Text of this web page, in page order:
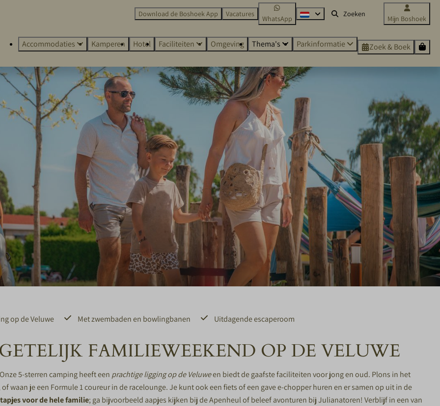
Download de Boshoek App Vacatures
WhatsApp Mijn Boshoek
Accommodaties Kamperen Hotel Faciliteiten Omgeving Thema's Parkinformatie Zoek & Boek
op de Veluwe Met zwembaden en bowlingbanen Uitdagende escaperoom
FAMILIEWEEKEND OP DE VELUWE
5-sterren camping heeft een prachtige ligging op de Veluween biedt de gaafste faciliteiten voor jong en oud. Plons in het
waan je een Formule 1 coureur in de racelounge. Je kunt ook een fiets of een gave e-chopper huren en er samen op uit in de
voor de hele familie; ga bijvoorbeeld aapjes kijken bij de Apenheul of beleef avonturen bij Julianatoren! Verblijf in een van